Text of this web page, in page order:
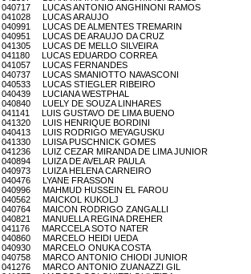
040717 LUCAS ANTONIO ANGHINONI RAMOS
041028 LUCAS ARAUJO
040991 LUCAS DE ALMENTES TREMARIN
040951 LUCAS DE ARAUJO DA CRUZ
041305 LUCAS DE MELLO SILVEIRA
041180 LUCAS EDUARDO CORREA
041057 LUCAS FERNANDES
040737 LUCAS SMANIOTTO NAVASCONI
040533 LUCAS STIEGLER RIBEIRO
040439 LUCIANA WESTPHAL
040840 LUELY DE SOUZA LINHARES
041141 LUIS GUSTAVO DE LIMA BUENO
041320 LUIS HENRIQUE BORDINI
040413 LUIS RODRIGO MEYAGUSKU
041330 LUISA PUSCHNICK GOMES
041236 LUIZ CEZAR MIRANDA DE LIMA JUNIOR
040894 LUIZA DE AVELAR PAULA
040973 LUIZA HELENA CARNEIRO
040476 LYANE FRASSON
040996 MAHMUD HUSSEIN EL FAROU
040562 MAICKOL KUKOLJ
040764 MAICON RODRIGO ZANGALLI
040821 MANUELLA REGINA DREHER
041176 MARCCELA SOTO NATER
040860 MARCELO HEIDI UEDA
040930 MARCELO ONUKA COSTA
040758 MARCO ANTONIO CHIODI JUNIOR
041276 MARCO ANTONIO ZUANAZZI GIL